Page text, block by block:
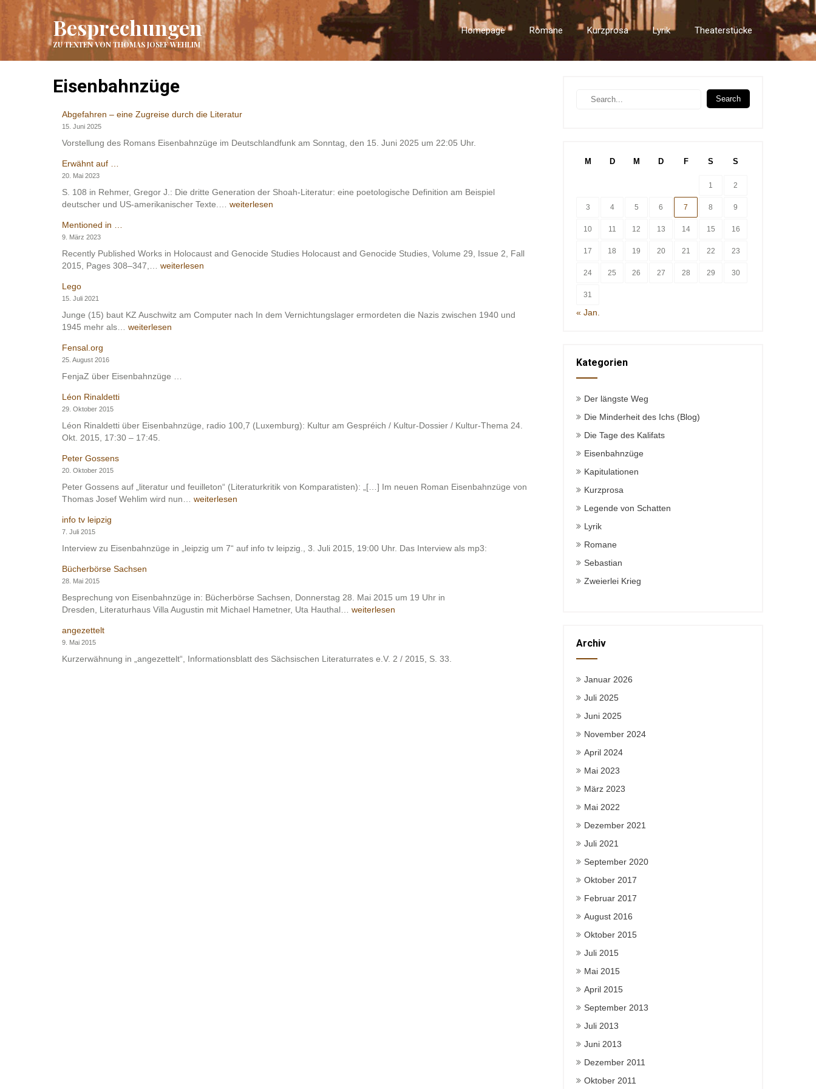
Besprechungen
ZU TEXTEN VON THOMAS JOSEF WEHLIM
Homepage Romane Kurzprosa Lyrik Theaterstücke
Eisenbahnzüge
Abgefahren – eine Zugreise durch die Literatur
15. Juni 2025
Vorstellung des Romans Eisenbahnzüge im Deutschlandfunk am Sonntag, den 15. Juni 2025 um 22:05 Uhr.
Erwähnt auf …
20. Mai 2023
S. 108 in Rehmer, Gregor J.: Die dritte Generation der Shoah-Literatur: eine poetologische Definition am Beispiel
deutscher und US-amerikanischer Texte.… Erwähnt
weiterlesen
Mentioned in …
9. März 2023
Recently Published Works in Holocaust and Genocide Studies Holocaust and Genocide Studies, Volume 29, Issue 2, Fall
2015, Pages 308–347,… Mentioned
weiterlesen
Lego
15. Juli 2021
Junge (15) baut KZ Auschwitz am Computer nach In dem Vernichtungslager ermordeten die Nazis zwischen 1940 und
1945 mehr als… Lego
weiterlesen
Fensal.org
25. August 2016
FenjaZ über Eisenbahnzüge …
Léon Rinaldetti
29. Oktober 2015
Léon Rinaldetti über Eisenbahnzüge, radio 100,7 (Luxemburg): Kultur am Gespréich / Kultur-Dossier / Kultur-Thema 24.
Okt. 2015, 17:30 – 17:45.
Peter Gossens
20. Oktober 2015
Peter Gossens auf „literatur und feuilleton“ (Literaturkritik von Komparatisten): „[…] Im neuen Roman Eisenbahnzüge von
Thomas Josef Wehlim wird nun… Peter
weiterlesen
info tv leipzig
7. Juli 2015
Interview zu Eisenbahnzüge in „leipzig um 7“ auf info tv leipzig., 3. Juli 2015, 19:00 Uhr. Das Interview als mp3:
Bücherbörse Sachsen
28. Mai 2015
Besprechung von Eisenbahnzüge in: Bücherbörse Sachsen, Donnerstag 28. Mai 2015 um 19 Uhr in
Dresden, Literaturhaus Villa Augustin mit Michael Hametner, Uta Hauthal… Bücherbörse
weiterlesen
angezettelt
9. Mai 2015
Kurzerwähnung in „angezettelt“, Informationsblatt des Sächsischen Literaturrates e.V. 2 / 2015, S. 33.
M D M D F S S
1 2
3 4 5 6 7 8 9
10 11 12 13 14 15 16
17 18 19 20 21 22 23
24 25 26 27 28 29 30
31
« Jan.
Kategorien
Der längste Weg
Die Minderheit des Ichs (Blog)
Die Tage des Kalifats
Eisenbahnzüge
Kapitulationen
Kurzprosa
Legende von Schatten
Lyrik
Romane
Sebastian
Zweierlei Krieg
Archiv
Januar 2026
Juli 2025
Juni 2025
November 2024
April 2024
Mai 2023
März 2023
Mai 2022
Dezember 2021
Juli 2021
September 2020
Oktober 2017
Februar 2017
August 2016
Oktober 2015
Juli 2015
Mai 2015
April 2015
September 2013
Juli 2013
Juni 2013
Dezember 2011
Oktober 2011